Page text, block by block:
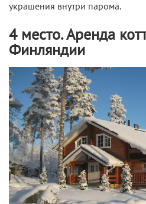
украшения внутри парома.
4 место. Аренда
Финляндии